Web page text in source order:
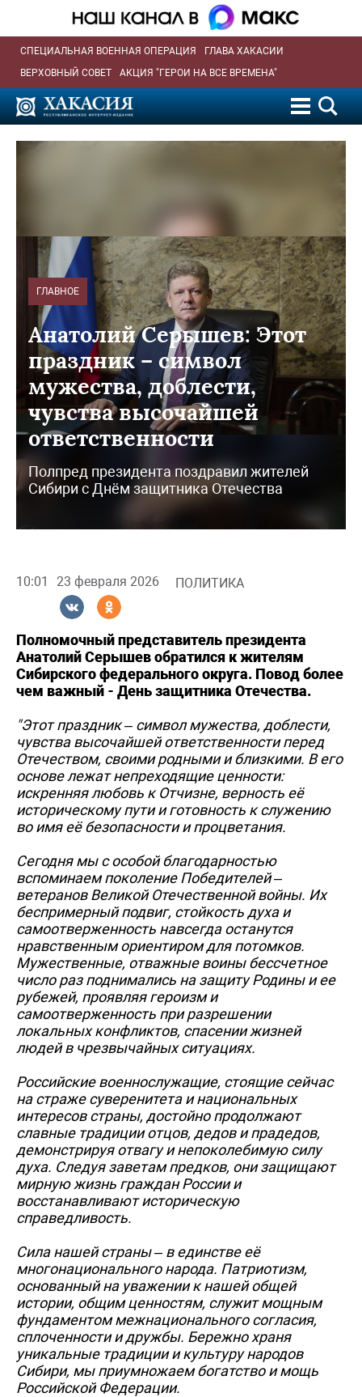
СПЕЦИАЛЬНАЯ ВОЕННАЯ ОПЕРАЦИЯ
ГЛАВА ХАКАСИИ
ВЕРХОВНЫЙ СОВЕТ
АКЦИЯ "ГЕРОИ НА ВСЕ ВРЕМЕНА"
ГЛАВНОЕ
Анатолий Серышев: Этот
праздник – символ
мужества, доблести,
чувства высочайшей
ответственности
Полпред президента поздравил жителей
Сибири с Днём защитника Отечества
10:01 23 февраля 2026 ПОЛИТИКА
Полномочный представитель президента
Анатолий Серышев обратился к жителям
Сибирского федерального округа. Повод более
чем важный - День защитника Отечества.
"Этот праздник – символ мужества, доблести,
чувства высочайшей ответственности перед
Отечеством, своими родными и близкими. В его
основе лежат непреходящие ценности:
искренняя любовь к Отчизне, верность её
историческому пути и готовность к служению
во имя её безопасности и процветания.
Сегодня мы с особой благодарностью
вспоминаем поколение Победителей –
ветеранов Великой Отечественной войны. Их
беспримерный подвиг, стойкость духа и
самоотверженность навсегда останутся
нравственным ориентиром для потомков.
Мужественные, отважные воины бессчетное
число раз поднимались на защиту Родины и ее
рубежей, проявляя героизм и
самоотверженность при разрешении
локальных конфликтов, спасении жизней
людей в чрезвычайных ситуациях.
Российские военнослужащие, стоящие сейчас
на страже суверенитета и национальных
интересов страны, достойно продолжают
славные традиции отцов, дедов и прадедов,
демонстрируя отвагу и непоколебимую силу
духа. Следуя заветам предков, они защищают
мирную жизнь граждан России и
восстанавливают историческую
справедливость.
Сила нашей страны – в единстве её
многонационального народа. Патриотизм,
основанный на уважении к нашей общей
истории, общим ценностям, служит мощным
фундаментом межнационального согласия,
сплоченности и дружбы. Бережно храня
уникальные традиции и культуру народов
Сибири, мы приумножаем богатство и мощь
Российской Федерации.